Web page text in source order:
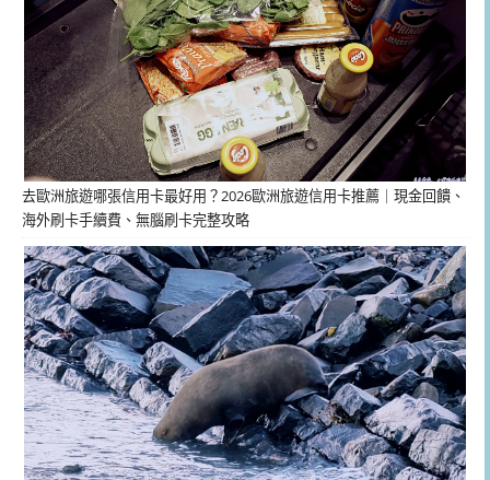
去歐洲旅遊哪張信用卡最好用？2026歐洲旅遊信用卡推薦｜現金回饋、
海外刷卡手續費、無腦刷卡完整攻略